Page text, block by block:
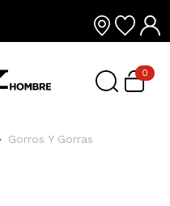
0
Gorros Y Gorras